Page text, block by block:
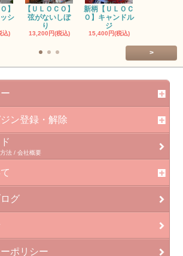
】
シ
込)
【ＵＬＯＣＯ】
弦がないしぼ
り
13,200円(税込)
新柄【ＵＬＯＣ
Ｏ】キャンドル
ジ
15,400円(税込)
>
ン登録・解除
法 / 会社概要
グ
ポリシー